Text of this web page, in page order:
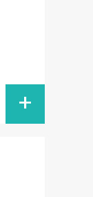
+